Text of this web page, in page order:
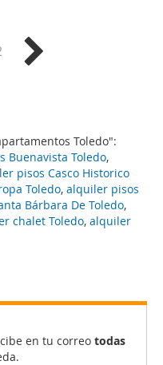
Toledo":
Buenavista Toledo,
pisos Casco Historico
Toledo, alquiler pisos
Bárbara De Toledo,
chalet Toledo, alquiler
en tu correo todas